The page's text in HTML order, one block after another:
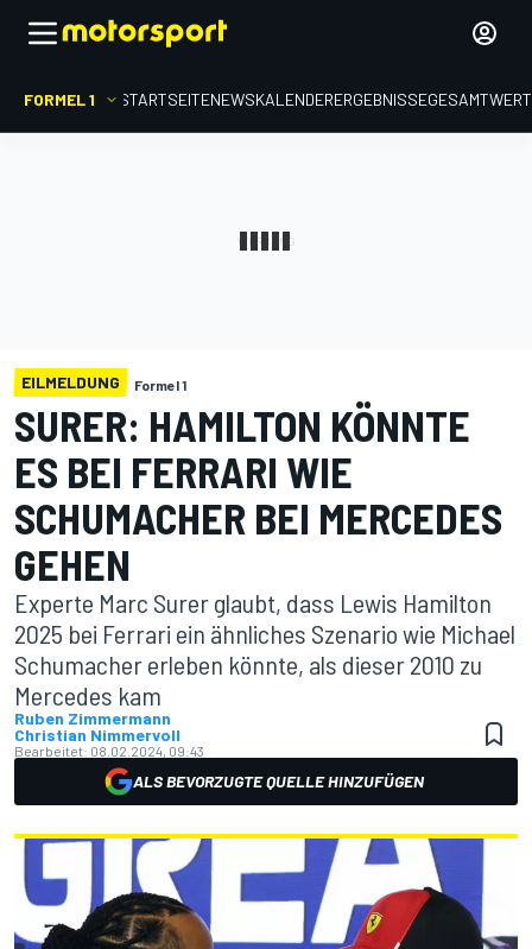
FORMEL 1 STARTSEITENEWSKALENDERERGEBNISSE
EILMELDUNG Formel 1
SURER: HAMILTON KÖNNTE
ES BEI FERRARI WIE
SCHUMACHER BEI MERCEDES
GEHEN
Experte Marc Surer glaubt, dass Lewis Hamilton
2025 bei Ferrari ein ähnliches Szenario wie Michael
Schumacher erleben könnte, als dieser 2010 zu
Mercedes kam
Ruben Zimmermann
Christian Nimmervoll
Bearbeitet: 08.02.2024, 09:43
ALS BEVORZUGTE QUELLE HINZUFÜGEN